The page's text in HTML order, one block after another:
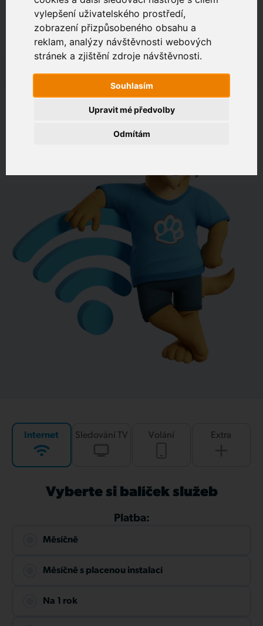
vylepšení uživatelského prostředí,
zobrazení přizpůsobeného obsahu a
reklam, analýzy návštěvnosti webových
stránek a zjištění zdroje návštěvnosti.
Souhlasím
Odmítám
Upravit mé předvolby
Zákaznický portál
Jak rychlé je připojení na vaší adrese?
Internet Sledování TV Volání Extra
Vyberte si balíček služeb
Platba:
Měsíčně
Měsíčně s placenou instalací
Na 1 rok